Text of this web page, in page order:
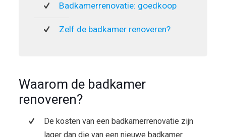
Badkamerrenovatie: goedkoop
Zelf de badkamer renoveren?
Waarom de badkamer
renoveren?
De kosten van een badkamerrenovatie zijn
lager dan die van een nieuwe badkamer.